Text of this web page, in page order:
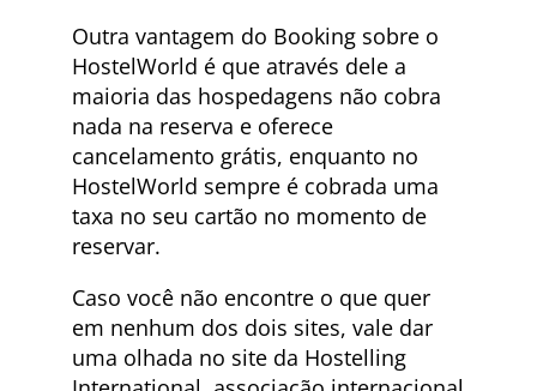
Outra vantagem do Booking sobre o
HostelWorld é que através dele a
maioria das hospedagens não cobra
nada na reserva e oferece
cancelamento grátis, enquanto no
HostelWorld sempre é cobrada uma
taxa no seu cartão no momento de
reservar.
Caso você não encontre o que quer
em nenhum dos dois sites, vale dar
uma olhada no site da Hostelling